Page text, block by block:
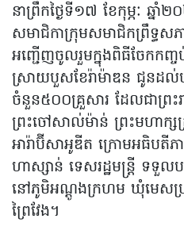
នាព្រឹកថ្ងៃទី១៧ ខែកុម្ភៈ ឆ្
សមាជិកាក្រុមសមាជិកព្រឹទ្ធស
អញ្ជើញចូលរួមក្នុងពិធីចែកកញ្ច
ស្រាយបួសខែរ៉ាម៉ាឌន ជូនដល់
ចំនួន៥០០គ្រួសារ ដែលជាព្
ព្រះចៅសាល់ម៉ាន់ ព្រះមហាក្សត្
អារ៉ាប៊ីសាអូឌីត ក្រោមអធិបតីភ
ហាស្សាន់ ទេសរដ្ឋមន្ត្រី ទទួ
នៅភូមិអណ្ដូងក្រហម ឃុំមេសប្រ
ព្រៃវែង។